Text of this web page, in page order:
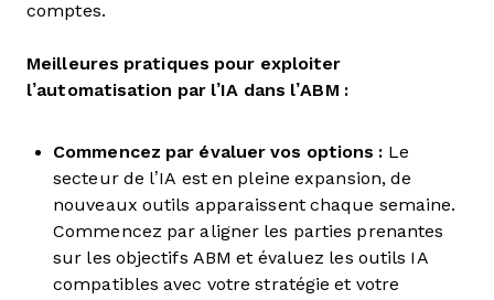
comptes.
Meilleures pratiques pour exploiter
l’automatisation par l’IA dans l’ABM :
Commencez par évaluer vos options : Le
secteur de l’IA est en pleine expansion, de
nouveaux outils apparaissent chaque semaine.
Commencez par aligner les parties prenantes
sur les objectifs ABM et évaluez les outils IA
compatibles avec votre stratégie et votre